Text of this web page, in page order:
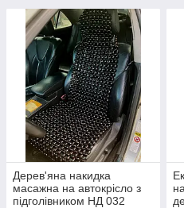
Дерев'яна накидка
масажна на автокрісло з
підголівником НД 032